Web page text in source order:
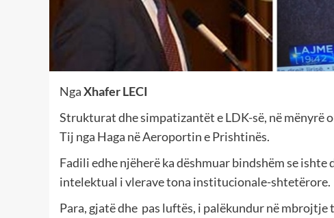
NgaXhafer LECI
Strukturat dhe simpatizantët e LDK-së, në
Tij nga Haga në Aeroportin e Prishtinës.
Fadili edhe njëherë ka dëshmuar bindshëm se
intelektual i vlerave tona institucionale-shtetërore.
Para, gjatë dhe pas luftës, i palëkundur në